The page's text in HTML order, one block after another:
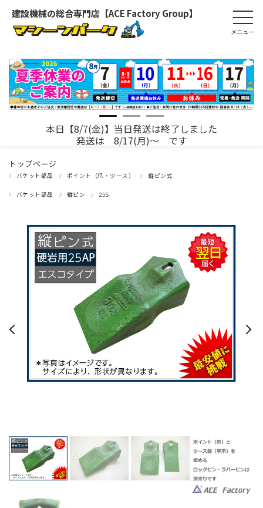
建設機械の総合専門店【ACE Factory Group】
本日【8/7(金)】当日発送は終了しました
発送は 8/17(月)～ です
トップページ
バケット部品 ポイント（爪・ツース） 縦ピン式
バケット部品 縦ピン 25S